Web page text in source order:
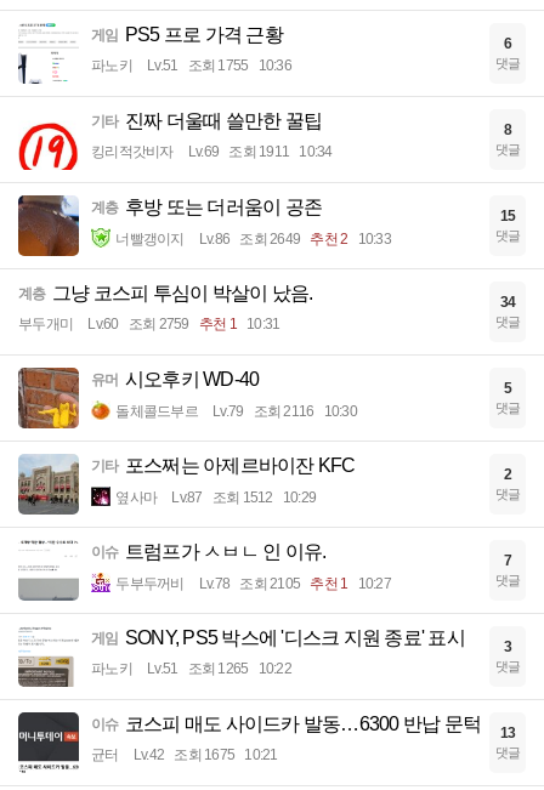
게임 PS5 프로 가격 근황
파노키 Lv.51 조회 1755 10:36
6
댓글
기타 진짜 더울때 쓸만한 꿀팁
킹리적갓비자 Lv.69 조회 1911 10:34
8
댓글
계층 후방 또는 더러움이 공존
너빨갱이지 Lv.86 조회 2649 추천 2 10:33
15
댓글
계층 그냥 코스피 투심이 박살이 났음.
부두개미 Lv.60 조회 2759 추천 1 10:31
34
댓글
유머 시오후키 WD-40
돌체콜드부르 Lv.79 조회 2116 10:30
5
댓글
기타 포스쩌는 아제르바이잔 KFC
옆사마 Lv.87 조회 1512 10:29
2
댓글
이슈 트럼프가 ㅅㅂㄴ 인 이유.
두부두꺼비 Lv.78 조회 2105 추천 1 10:27
7
댓글
게임 SONY, PS5 박스에 '디스크 지원 종료' 표시
파노키 Lv.51 조회 1265 10:22
3
댓글
이슈 코스피 매도 사이드카 발동…6300 반납 문턱
균터 Lv.42 조회 1675 10:21
13
댓글